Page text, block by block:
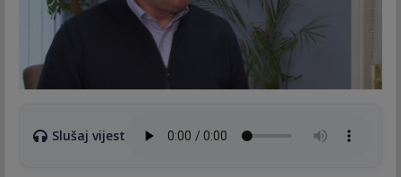
Slušaj vijest